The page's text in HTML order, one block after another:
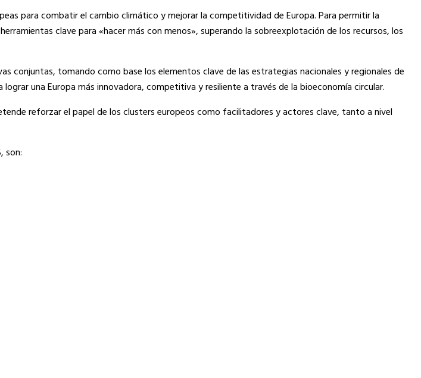
para combatir el cambio climático y mejorar la competitividad de Europa. Para permitir la
clave para «hacer más con menos», superando la sobreexplotación de los recursos, los
conjuntas, tomando como base los elementos clave de las estrategias nacionales y regionales de
una Europa más innovadora, competitiva y resiliente a través de la bioeconomía circular.
reforzar el papel de los clusters europeos como facilitadores y actores clave, tanto a nivel
son: